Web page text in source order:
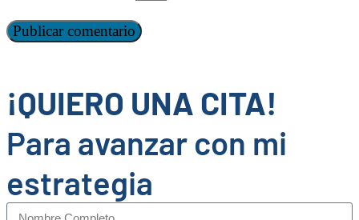
¡QUIERO UNA CITA!
Para avanzar con mi
estrategia